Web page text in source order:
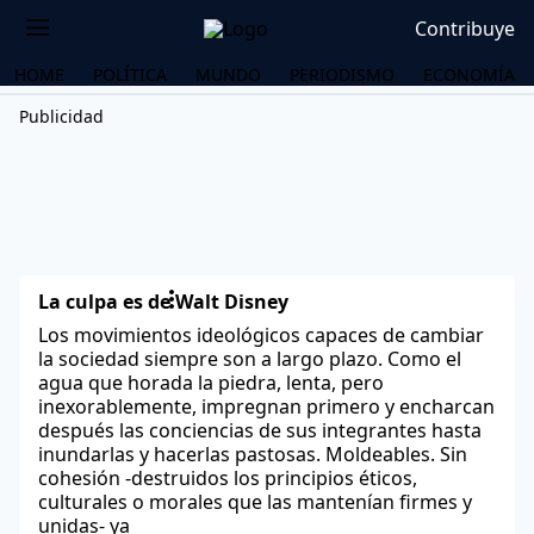
Contribuye
HOME POLÍTICA MUNDO PERIODISMO
ECONOMÍA
Publicidad
La culpa es de Walt Disney
Los movimientos ideológicos capaces de cambiar
la sociedad siempre son a largo plazo. Como el
agua que horada la piedra, lenta, pero
inexorablemente, impregnan primero y encharcan
después las conciencias de sus integrantes hasta
inundarlas y hacerlas pastosas. Moldeables. Sin
cohesión -destruidos los principios éticos,
culturales o morales que las mantenían firmes y
unidas- ya